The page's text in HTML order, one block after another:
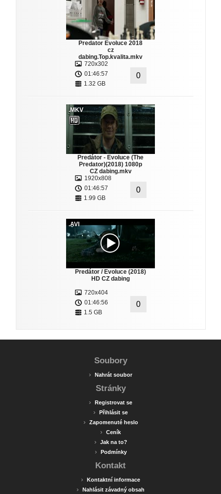
Predator Evoluce 2018
cz
dabing.Top.kvalita.mkv
720x302
01:46:57
1.32 GB
0
.MKV
Predátor - Evoluce (The
Predator)(2018) 1080p
CZ dabing.mkv
1920x808
01:46:57
1.99 GB
0
.AVI
Predátor / Evoluce (2018)
HD CZ dabing
720x404
01:46:56
1.5 GB
0
Soubory
› Nahrát soubor
Stránky
› Registrovat se
› Přihlásit se
› Zapomenuté heslo
› Ceník
› Jak na to?
› Podmínky
Kontakt
› Kontaktní informace
› Nahlásit závadný obsah